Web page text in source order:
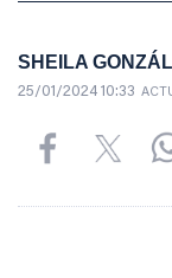
SHEILA
25/01/2024 10:33